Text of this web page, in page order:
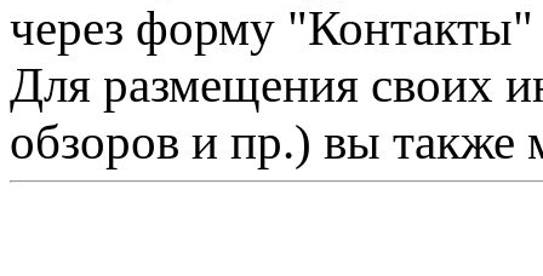
через форму "Контакты"
Для размещения своих
обзоров и пр.) вы также